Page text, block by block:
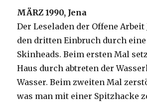
MÄRZ 1990, Jena
Der Leseladen der Offene Arbeit
den dritten Einbruch durch
Skinheads. Beim ersten Mal
Haus durch abtreten der
Wasser. Beim zweiten Mal
was man mit einer Spitzhacke